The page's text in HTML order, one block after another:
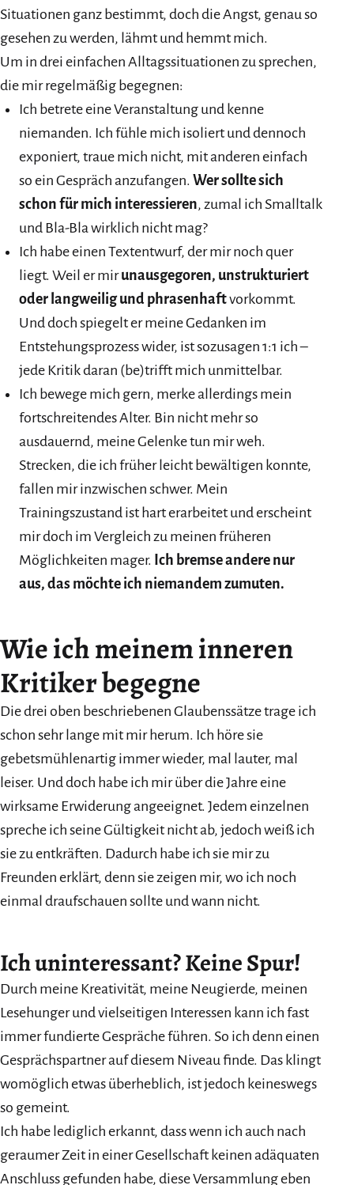
Situationen ganz bestimmt, doch die Angst, genau so
gesehen zu werden, lähmt und hemmt mich.
Um in drei einfachen Alltagssituationen zu sprechen,
die mir regelmäßig begegnen:
Ich betrete eine Veranstaltung und kenne
niemanden. Ich fühle mich isoliert und dennoch
exponiert, traue mich nicht, mit anderen einfach
so ein Gespräch anzufangen. Wer sollte sich
schon für mich interessieren, zumal ich Smalltalk
und Bla-Bla wirklich nicht mag?
Ich habe einen Textentwurf, der mir noch quer
liegt. Weil er mirunausgegoren, unstrukturiert
oder langweilig und phrasenhaftvorkommt.
Und doch spiegelt er meine Gedanken im
Entstehungsprozess wider, ist sozusagen 1:1 ich –
jede Kritik daran (be)trifft mich unmittelbar.
Ich bewege mich gern, merke allerdings mein
fortschreitendes Alter. Bin nicht mehr so
ausdauernd, meine Gelenke tun mir weh.
Strecken, die ich früher leicht bewältigen konnte,
fallen mir inzwischen schwer. Mein
Trainingszustand ist hart erarbeitet und erscheint
mir doch im Vergleich zu meinen früheren
Möglichkeiten mager. Ich bremse andere nur
aus, das möchte ich niemandem zumuten.
Wie ich meinem inneren
Kritiker begegne
Die drei oben beschriebenen Glaubenssätze trage ich
schon sehr lange mit mir herum. Ich höre sie
gebetsmühlenartig immer wieder, mal lauter, mal
leiser. Und doch habe ich mir über die Jahre eine
wirksame Erwiderung angeeignet. Jedem einzelnen
spreche ich seine Gültigkeit nicht ab, jedoch weiß ich
sie zu entkräften. Dadurch habe ich sie mir zu
Freunden erklärt, denn sie zeigen mir, wo ich noch
einmal draufschauen sollte und wann nicht.
Ich uninteressant? Keine Spur!
Durch meine Kreativität, meine Neugierde, meinen
Lesehunger und vielseitigen Interessen kann ich fast
immer fundierte Gespräche führen. So ich denn einen
Gesprächspartner auf diesem Niveau finde. Das klingt
womöglich etwas überheblich, ist jedoch keineswegs
so gemeint.
Ich habe lediglich erkannt, dass wenn ich auch nach
geraumer Zeit in einer Gesellschaft keinen adäquaten
Anschluss gefunden habe, diese Versammlung eben